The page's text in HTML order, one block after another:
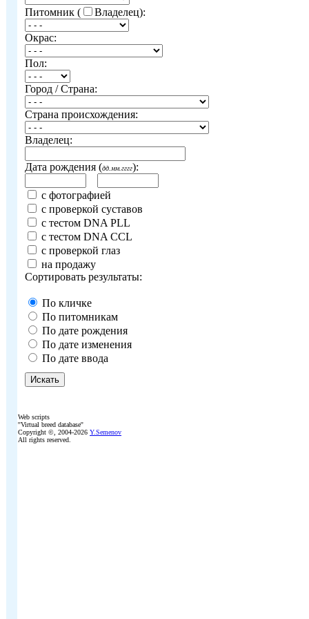
Питомник ( Владелец):
Окрас:
Пол:
Город / Страна:
Страна происхождения:
Владелец:
Дата рождения (дд.мм.гггг):
с фотографией
с проверкой суставов
с тестом DNA PLL
с тестом DNA CCL
с проверкой глаз
на продажу
Сортировать результаты:
По кличке
По питомникам
По дате рождения
По дате изменения
По дате ввода
Web scripts
''Virtual breed database''
Copyright ©, 2004-2026 Y.Semenov
All rights reserved.